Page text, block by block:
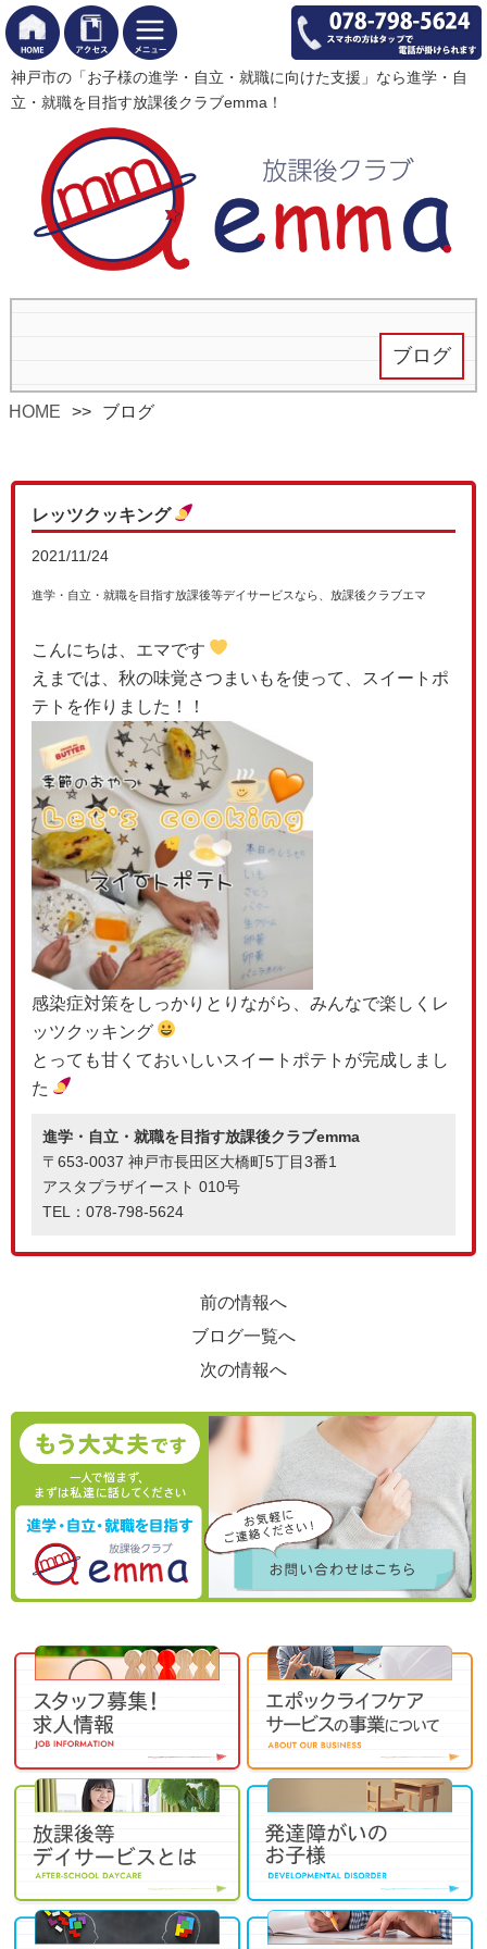
神戸市の「お子様の進学・自立・就職に向けた支援」なら進学・自
立・就職を目指す放課後クラブemma！
ブログ
HOME ブログ
レッツクッキング
2021/11/24
進学・自立・就職を目指す放課後等デイサービスなら、放課後クラブエマ
こんにちは、エマです
えまでは、秋の味覚さつまいもを使って、スイートポ
テトを作りました！！
感染症対策をしっかりとりながら、みんなで楽しくレ
ッツクッキング
とっても甘くておいしいスイートポテトが完成しまし
た
進学・自立・就職を目指す放課後クラブemma
〒653-0037 神戸市長田区大橋町5丁目3番1
アスタプラザイースト 010号
TEL：078-798-5624
前の情報へ
ブログ一覧へ
次の情報へ